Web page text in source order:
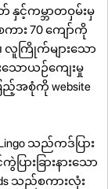
နှင့်ကမ္ဘာတဝှမ်းမှ
ကား 70 ကျော်ကို
လူကြိုက်များသော
ောယဉ်ကျေးမှု
ည့်အစုံကို website
Lingo သည်ကဒ်ပြား
ြားခြားနားသော
သည်စကားလုံး